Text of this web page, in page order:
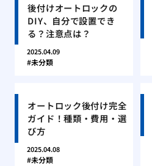
後付けオートロックの
DIY、自分で設置でき
る？注意点は？
2025.04.09
未分類
オートロック後付け完全
ガイド！種類・費用・選
び方
2025.04.08
未分類